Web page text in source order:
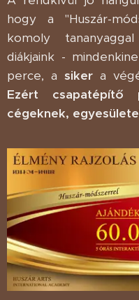
hogy a "Huszár-
komoly
diákjaink -
perce, a siker a
Ezért csapatépítő
cégeknek,